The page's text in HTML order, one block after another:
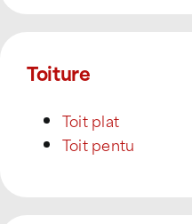
Toiture
Toit plat
Toit pentu